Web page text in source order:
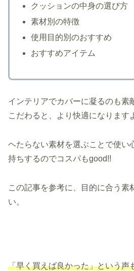
クッションの中身の選び方
素材別の特徴
使用目的別のおすすめ
おすすめアイテム
インテリアでカバーに凝るのも素
こだわると、より快適になります
ヘたらない素材を選ぶことで使い
持ちするのでコスパもgood!!
この記事を参考に、目的に合う素
い。
「早く買えば良かった」という声